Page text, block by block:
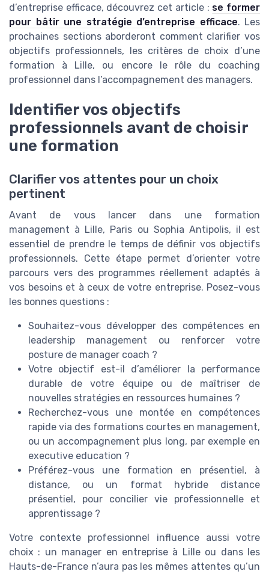
d’entreprise efficace, découvrez cet article : se former
pour bâtir une stratégie d’entreprise efficace. Les
prochaines sections aborderont comment clarifier vos
objectifs professionnels, les critères de choix d’une
formation à Lille, ou encore le rôle du coaching
professionnel dans l’accompagnement des managers.
Identifier vos objectifs
professionnels avant de choisir
une formation
Clarifier vos attentes pour un choix
pertinent
Avant de vous lancer dans une formation
management à Lille, Paris ou Sophia Antipolis, il est
essentiel de prendre le temps de définir vos objectifs
professionnels. Cette étape permet d’orienter votre
parcours vers des programmes réellement adaptés à
vos besoins et à ceux de votre entreprise. Posez-vous
les bonnes questions :
Souhaitez-vous développer des compétences en
leadership management ou renforcer votre
posture de manager coach ?
Votre objectif est-il d’améliorer la performance
durable de votre équipe ou de maîtriser de
nouvelles stratégies en ressources humaines ?
Recherchez-vous une montée en compétences
rapide via des formations courtes en management,
ou un accompagnement plus long, par exemple en
executive education ?
Préférez-vous une formation en présentiel, à
distance, ou un format hybride distance
présentiel, pour concilier vie professionnelle et
apprentissage ?
Votre contexte professionnel influence aussi votre
choix : un manager en entreprise à Lille ou dans les
Hauts-de-France n’aura pas les mêmes attentes qu’un